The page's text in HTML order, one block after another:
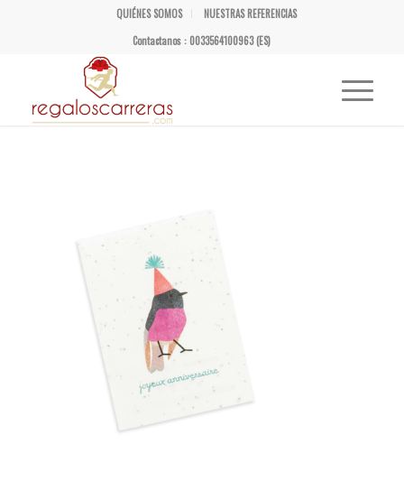
QUIÉNES SOMOS
NUESTRAS REFERENCIAS
Contactanos : 0033564100963 (ES)